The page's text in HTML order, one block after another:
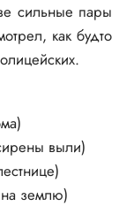
сильные пары
как будто
выли)
землю)